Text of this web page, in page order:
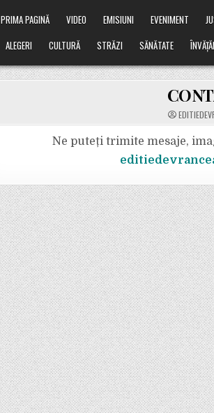
PRIMA PAGINĂ VIDEO EMISIUNI EVENIMENT
ALEGERI
CULTURĂ STRĂZI SĂNĂTATE
Ne puteți trimite mesaje,